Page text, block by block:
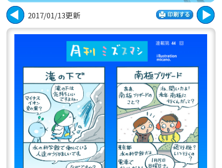
2017/01/13更新